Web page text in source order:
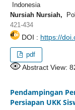
Indonesia
Nursiah Nursiah,
421-434
DOI : https://
pdf
Abstract View:
Pendampingan
Persiapan UKK